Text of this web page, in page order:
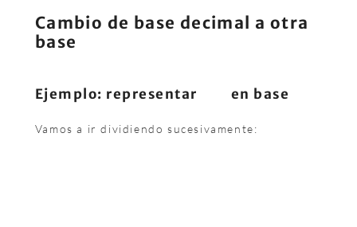
Cambio de base decimal a otra
base
Ejemplo: representar en base
Vamos a ir dividiendo sucesivamente: